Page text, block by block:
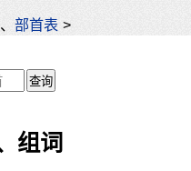
、部首表 >
组词